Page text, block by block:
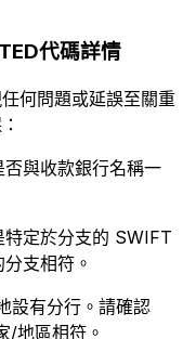
代碼詳情
何問題或延誤至關重
與收款銀行名稱一
特定於分支的 SWIFT
支相符。
設有分行。請確認
/地區相符。